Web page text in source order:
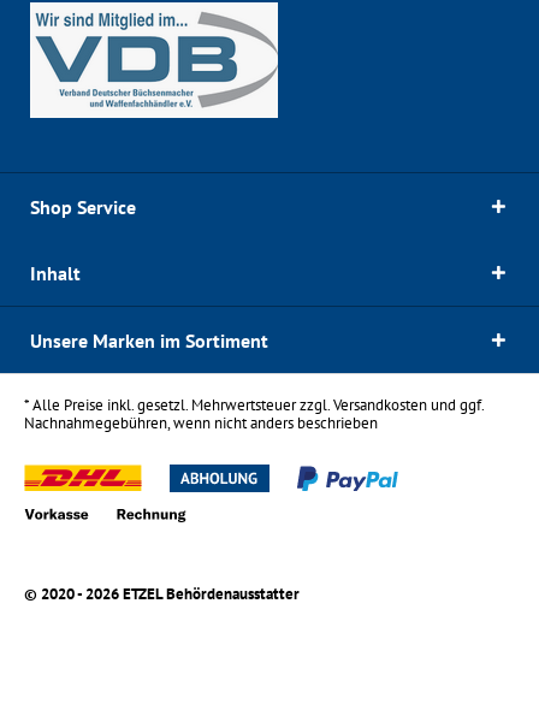
Shop Service
Inhalt
Unsere Marken im Sortiment
* Alle Preise inkl. gesetzl. Mehrwertsteuer zzgl.Versandkostenund ggf.
Nachnahmegebühren, wenn nicht anders beschrieben
© 2020 - 2026 ETZEL Behördenausstatter